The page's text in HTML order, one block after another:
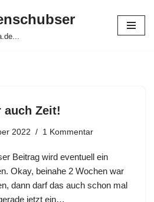
auch Zeit!
2022 1 Kommentar
Beitrag wird eventuell ein
Okay, beinahe 2 Wochen war
dann darf das auch schon mal
jetzt ein…